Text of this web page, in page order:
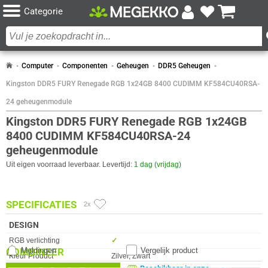
Categorie
Computer Componenten Geheugen DDR5 Geheugen
Kingston DDR5 FURY Renegade RGB 1x24GB 8400 CUDIMM KF584CU40RSA-
24 geheugenmodule
Kingston DDR5 FURY Renegade RGB 1x24GB
8400 CUDIMM KF584CU40RSA-24
geheugenmodule
Uit eigen voorraad leverbaar. Levertijd: 1 dag (vrijdag)
2x
Vergelijk product
Meldingen
SPECIFICATIES
DESIGN
Eigenschap Waarde
RGB verlichting
✓︎
Kleur Product
Zilver, Zwart
COMBINEER